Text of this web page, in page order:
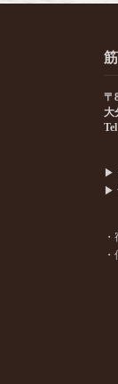
〒
大
▶
▶